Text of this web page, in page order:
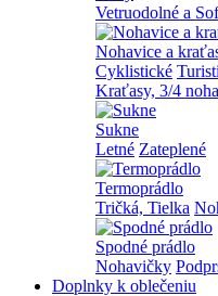
Vetruodolné a
Nohavice a
Cyklistické
Kraťasy, 3/4
Sukne
Letné Zateplené
Termoprádlo
Tričká, Tielka
Spodné prádlo
Nohavičky
Doplnky k oblečeniu